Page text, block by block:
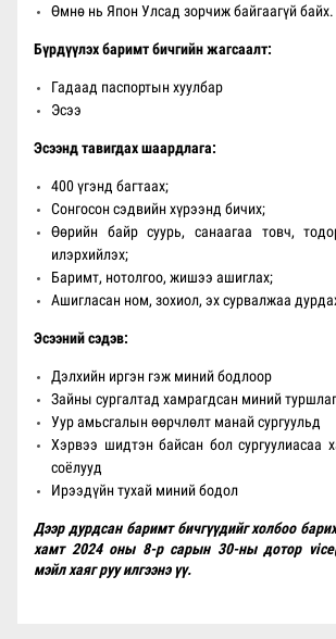
Өмнө нь Япон Улсад зорчиж байгаагүй байх.
Бүрдүүлэх баримт бичгийн жагсаалт:
Гадаад паспортын хуулбар
Эсээ
Эсээнд тавигдах шаардлага:
400 үгэнд багтаах;
Сонгосон сэдвийн хүрээнд бичих;
Өөрийн байр суурь, санаагаа товч,
илэрхийлэх;
Баримт, нотолгоо, жишээ ашиглах;
Ашигласан ном, зохиол, эх сурвалжаа
Эсээний сэдэв:
Дэлхийн иргэн гэж миний бодлоор
Зайны сургалтад хамрагдсан миний
Уур амьсгалын өөрчлөлт манай сургуульд
Хэрвээ шидтэн байсан бол сургуулиасаа
соёлууд
Ирээдүйн тухай миний бодол
Дээр дурдсан баримт бичгүүдийг холбоо
хамт 2024 оны 8-р сарын 30-ны дотор
мэйл хаяг руу илгээнэ үү.